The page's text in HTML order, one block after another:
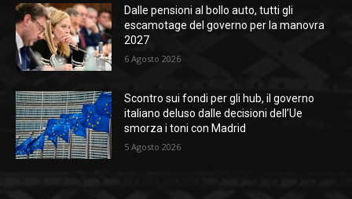
Dalle pensioni al bollo auto, tutti gli
escamotage del governo per la manovra
2027
6 Agosto 2026
Scontro sui fondi per gli hub, il governo
italiano deluso dalle decisioni dell’Ue
smorza i toni con Madrid
5 Agosto 2026